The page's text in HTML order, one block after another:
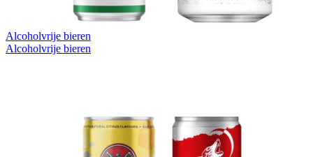
Alcoholvrije bieren
Alcoholvrije bieren